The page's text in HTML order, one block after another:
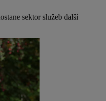
sektor služeb další